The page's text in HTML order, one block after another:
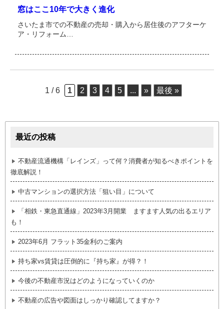
窓はここ10年で大きく進化
さいたま市での不動産の売却・購入から居住後のアフターケ
ア・リフォーム…
1 / 6 1 2 3 4 5 ... » 最後 »
最近の投稿
不動産流通機構「レインズ」って何？消費者が知るべきポイントを
徹底解説！
中古マンションの選択方法「狙い目」について
「相鉄・東急直通線」2023年3月開業 ますます人気の出るエリア
も！
2023年6月 フラット35金利のご案内
持ち家vs賃貸は圧倒的に『持ち家』が得？！
今後の不動産市況はどのようになっていくのか
不動産の広告や図面はしっかり確認してますか？